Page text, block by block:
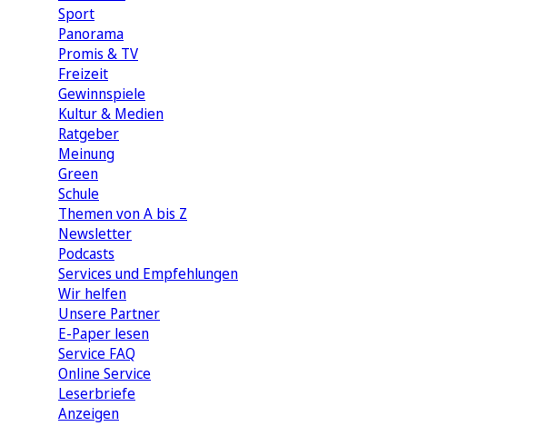
Sport
Panorama
Promis & TV
Freizeit
Gewinnspiele
Kultur & Medien
Ratgeber
Meinung
Green
Schule
Themen von A bis Z
Newsletter
Podcasts
Services und Empfehlungen
Wir helfen
Unsere Partner
E-Paper lesen
Service FAQ
Online Service
Leserbriefe
Anzeigen